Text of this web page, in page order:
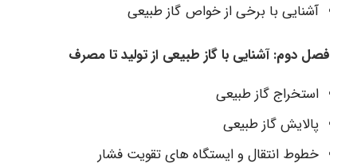
آشنایی با برخی از خواص گاز طبیعی
فصل دوم: آشنایی با گاز طبیعی از تولید تا مصرف
استخراج گاز طبیعی
پالایش گاز طبیعی
خطوط انتقال و ایستگاه های تقویت فشار